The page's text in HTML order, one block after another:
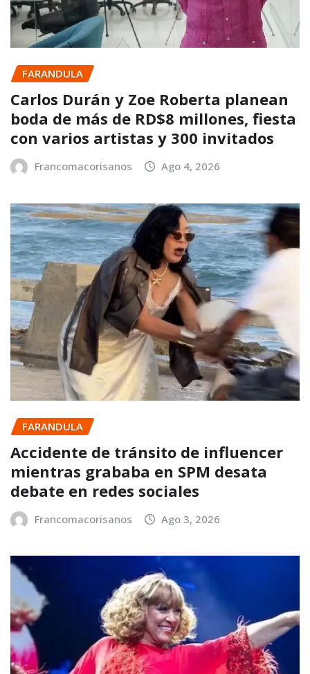
FARANDULA
Carlos Durán y Zoe Roberta planean
boda de más de RD$8 millones, fiesta
con varios artistas y 300 invitados
Francomacorisanos Ago 4, 2026
FARANDULA
Accidente de tránsito de influencer
mientras grababa en SPM desata
debate en redes sociales
Francomacorisanos Ago 3, 2026